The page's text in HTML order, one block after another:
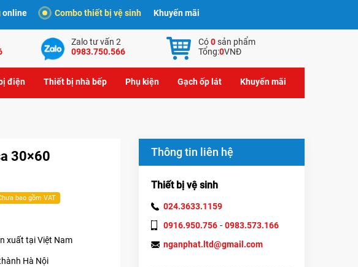
online Combo thiết bị vệ sinh Khuyến mãi
Zalo tư vấn 2
0983.750.566
Có0sản phẩm
Tổng:0VNĐ
điện Thiết bị nhà bếp Phụ kiện Gạch ốp lát Khuyến mãi
30×60
bao gồm VAT
xuất tại Việt Nam
Hà Nội
Thông tin liên hệ
Thiết bị vệ sinh
024.3633.1159
0916.950.756 - 0983.573.166
nganphat.ltd@gmail.com